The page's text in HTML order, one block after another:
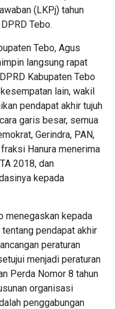
(LKPj) tahun
Tebo.
Tebo, Agus
langsung rapat
Kabupaten Tebo
lain, wakil
pendapat akhir tujuh
garis besar, semua
Gerindra, PAN,
Hanura menerima
2018, dan
kepada
menegaskan kepada
pendapat akhir
peraturan
menjadi peraturan
Perda Nomor 8 tahun
organisasi
penggabungan